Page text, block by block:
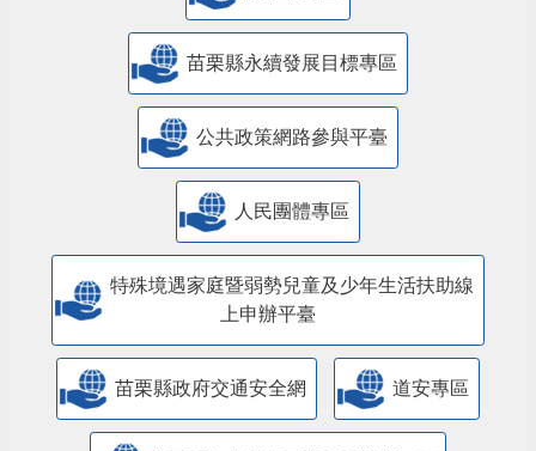
苗栗縣永續發展目標專區
公共政策網路參與平臺
人民團體專區
特殊境遇家庭暨弱勢兒童及少年生活扶助線
上申辦平臺
苗栗縣政府交通安全網 道安專區